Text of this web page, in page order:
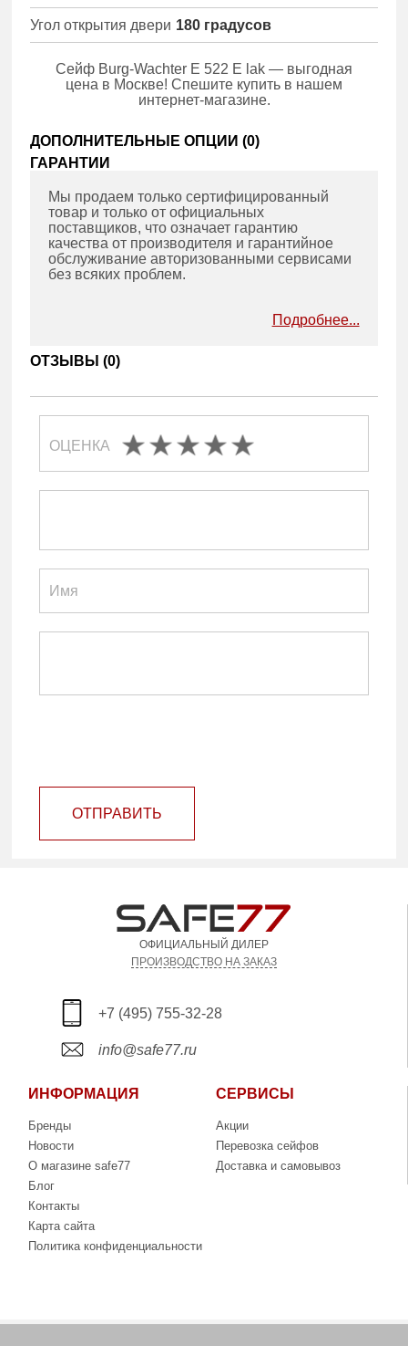
Угол открытия двери 180 градусов
Сейф Burg-Wachter E 522 E lak — выгодная
цена в Москве! Спешите купить в нашем
интернет-магазине.
ДОПОЛНИТЕЛЬНЫЕ ОПЦИИ (0)
ГАРАНТИИ
Мы продаем только сертифицированный
товар и только от официальных
поставщиков, что означает гарантию
качества от производителя и гарантийное
обслуживание авторизованными сервисами
без всяких проблем.
Подробнее...
ОТЗЫВЫ (0)
ОЦЕНКА
ОТПРАВИТЬ
ОФИЦИАЛЬНЫЙ ДИЛЕР
ПРОИЗВОДСТВО НА ЗАКАЗ
+7 (495) 755-32-28
info@safe77.ru
ИНФОРМАЦИЯ
Бренды
Новости
О магазине safe77
Блог
Контакты
Карта сайта
Политика конфиденциальности
СЕРВИСЫ
Акции
Перевозка сейфов
Доставка и самовывоз